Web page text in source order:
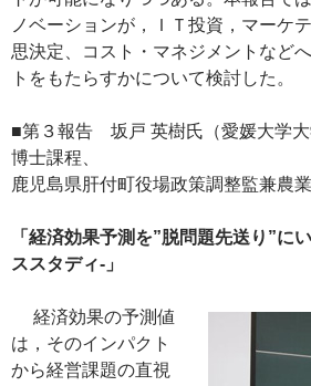
ノベーションが，ＩＴ投資，マーケ
思決定、コスト・マネジメントなど
トをもたらすかについて検討した。
■第３報告 坂戸 英樹氏（愛媛大学
博士課程、
鹿児島県肝付町役場政策調整監兼農
「経済効果予測を”脱問題先送り”に
ススタディ‐」
経済効果の予測値
は，そのインパクト
から経営課題の直視